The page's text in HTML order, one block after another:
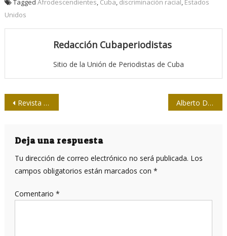
Unidos
Redacción Cubaperiodistas
Sitio de la Unión de Periodistas de Cuba
Navegación
entradas
Revista Cine Cubano dedica su número 208 al Festival Internacional del Nuevo Cine Latinoamericano Alberto Delgado: el hombre de Maisinicú (I)
Deja una respuesta
Tu dirección de correo electrónico no será publicada. Los
campos obligatorios están marcados con *
Comentario *